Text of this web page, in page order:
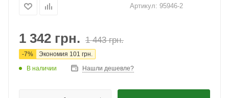
Артикул: 95946-2
1 342 грн. 1 443грн.
-7% Экономия 101 грн.
В наличии
Нашли дешевле?